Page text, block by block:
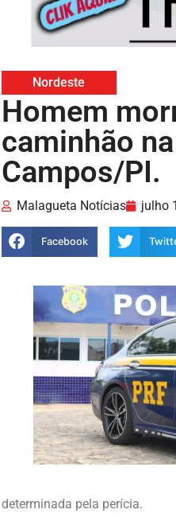
Nordeste
Homem
caminhão
Campos/PI.
Malagueta Notícias julho
Facebook
determinada pela perícia.